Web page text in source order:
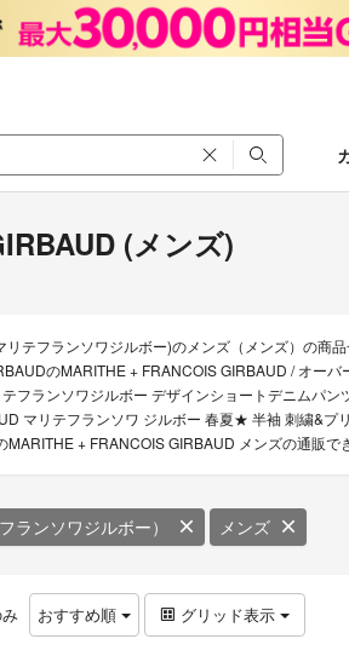
(メンズ)
テフランソワジルボー)のメンズ（メンズ）の商
のMARITHE + FRANCOIS GIRBAUD / オー
フランソワジルボー デザインショートデニムパ
マリテフランソワ ジルボー 春夏★ 半袖 刺繍&プ
+ FRANCOIS GIRBAUD メンズの通販で
ランソワジルボー） メンズ
おすすめ順 グリッド表示